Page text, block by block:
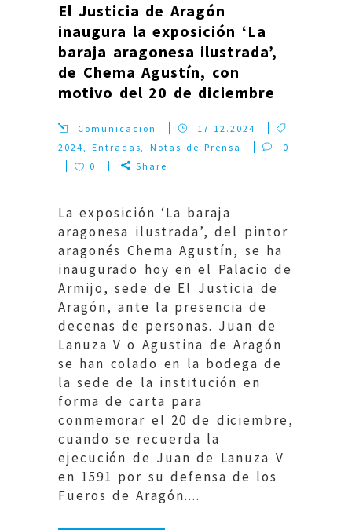
El Justicia de Aragón
inaugura la exposición ‘La
baraja aragonesa ilustrada’,
de Chema Agustín, con
motivo del 20 de diciembre
Comunicacion
17.12.2024
2024,Entradas, Notas de Prensa
0
0
Share
La exposición ‘La baraja
aragonesa ilustrada’, del pintor
aragonés Chema Agustín, se ha
inaugurado hoy en el Palacio de
Armijo, sede de El Justicia de
Aragón, ante la presencia de
decenas de personas. Juan de
Lanuza V o Agustina de Aragón
se han colado en la bodega de
la sede de la institución en
forma de carta para
conmemorar el 20 de diciembre,
cuando se recuerda la
ejecución de Juan de Lanuza V
en 1591 por su defensa de los
Fueros de Aragón....